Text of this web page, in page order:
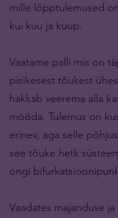
mille lõpptulemused
kui kuu ja kuup.
Vaatame palli mis on
pisikesest tõukest
hakkab veerema alla
mööda. Tulemus on
erinev, aga selle
see tõuke hetk
ongi
Vaadates majanduse